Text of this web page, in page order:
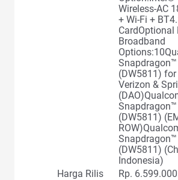
Wireless-AC
+ Wi-Fi +
CardOptional
Broadband
Snapdragon™
(DW5811) for
Verizon &
Snapdragon™
(DW5811)
Snapdragon™
(DW5811)
Indonesia)
Harga Rilis
Rp. 6.599.000